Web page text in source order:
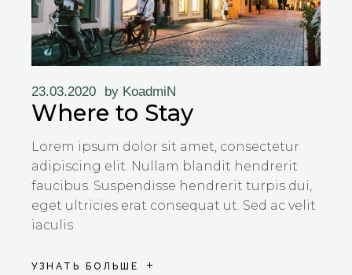
23.03.2020 by KoadmiN
Where to Stay
Lorem ipsum dolor sit amet, consectetur
adipiscing elit. Nullam blandit hendrerit
faucibus. Suspendisse hendrerit turpis dui,
eget ultricies erat consequat ut. Sed ac velit
iaculis
УЗНАТЬ БОЛЬШЕ